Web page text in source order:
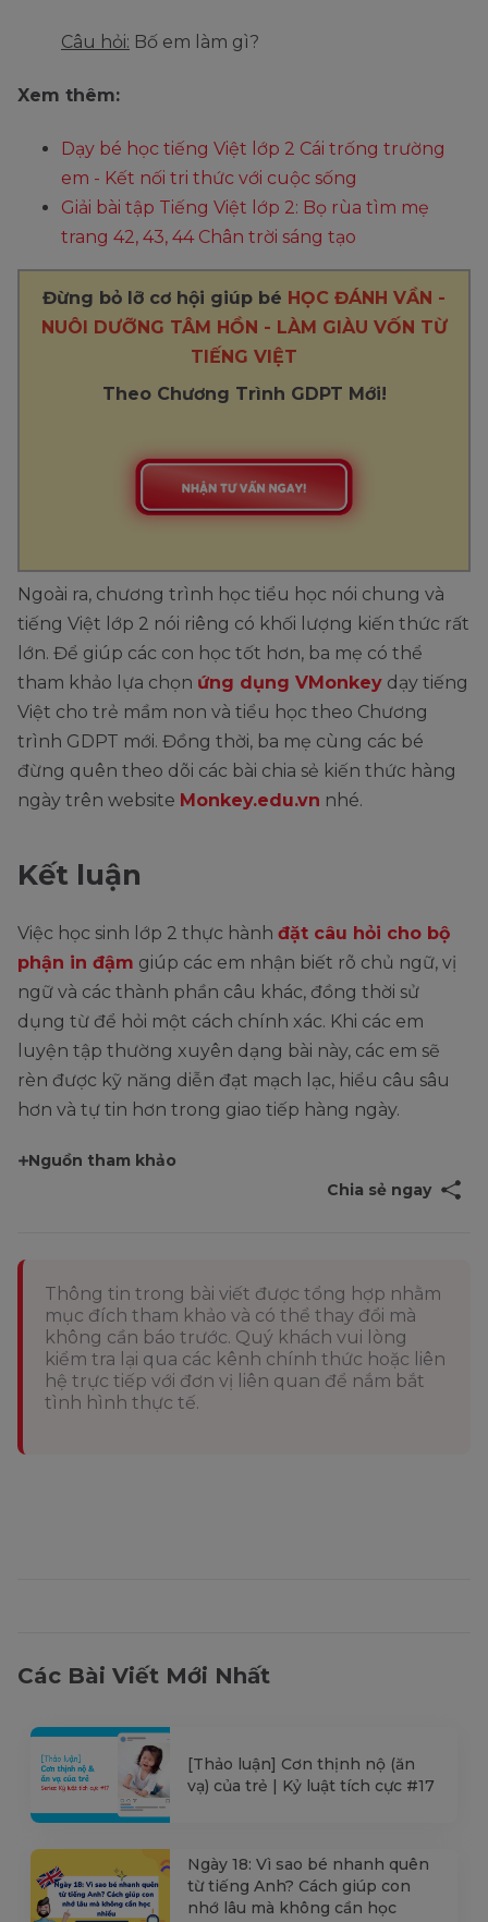
Câu hỏi: Bố em làm gì?
Xem thêm:
Dạy bé học tiếng Việt lớp 2 Cái trống trường
em - Kết nối tri thức với cuộc sống
Giải bài tập Tiếng Việt lớp 2: Bọ rùa tìm mẹ
trang 42, 43, 44 Chân trời sáng tạo
Đừng bỏ lỡ cơ hội giúp bé HỌC ĐÁNH VẦN -
NUÔI DƯỠNG TÂM HỒN - LÀM GIÀU VỐN TỪ
TIẾNG VIỆT
Theo Chương Trình GDPT Mới!
Ngoài ra, chương trình học tiểu học nói chung và
tiếng Việt lớp 2 nói riêng có khối lượng kiến thức rất
lớn. Để giúp các con học tốt hơn, ba mẹ có thể
tham khảo lựa chọn ứng dụng VMonkey dạy tiếng
Việt cho trẻ mầm non và tiểu học theo Chương
trình GDPT mới. Đồng thời, ba mẹ cùng các bé
đừng quên theo dõi các bài chia sẻ kiến thức hàng
ngày trên website Monkey.edu.vn nhé.
Kết luận
Việc học sinh lớp 2 thực hành đặt câu hỏi cho bộ
phận in đậm giúp các em nhận biết rõ chủ ngữ, vị
ngữ và các thành phần câu khác, đồng thời sử
dụng từ để hỏi một cách chính xác. Khi các em
luyện tập thường xuyên dạng bài này, các em sẽ
rèn được kỹ năng diễn đạt mạch lạc, hiểu câu sâu
hơn và tự tin hơn trong giao tiếp hàng ngày.
Nguồn tham khảo
Chia sẻ ngay
Thông tin trong bài viết được tổng hợp nhằm
mục đích tham khảo và có thể thay đổi mà
không cần báo trước. Quý khách vui lòng
kiểm tra lại qua các kênh chính thức hoặc liên
hệ trực tiếp với đơn vị liên quan để nắm bắt
tình hình thực tế.
Các Bài Viết Mới Nhất
[Thảo luận] Cơn thịnh nộ (ăn
vạ) của trẻ | Kỷ luật tích cực #17
Ngày 18: Vì sao bé nhanh quên
từ tiếng Anh? Cách giúp con
nhớ lâu mà không cần học